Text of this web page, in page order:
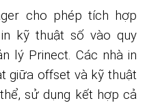
cho phép tích hợp
kỹ thuật số vào quy
lý Prinect. Các nhà in
giữa offset và kỹ thuật
sử dụng kết hợp cả